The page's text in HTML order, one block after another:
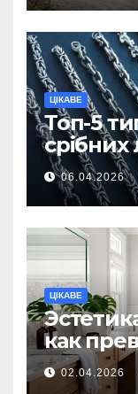
ЦІКАВЕ
Топ-5
срібних
06.04.2026
ЦІКАВЕ
как
02.04.2026